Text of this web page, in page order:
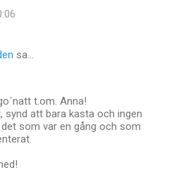
sa…
t.om. Anna!
synd att bara kasta och ingen
som var en gång och som